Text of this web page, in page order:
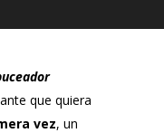
que quiera
vez, un